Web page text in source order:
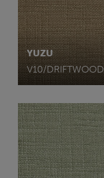
YUZU
V10/DRIFTWOOD